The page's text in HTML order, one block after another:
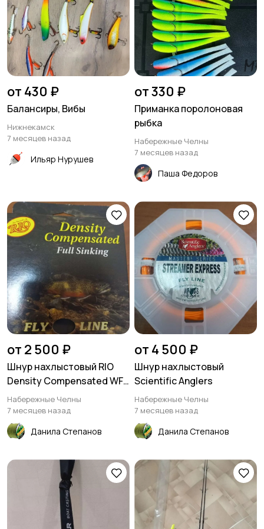
от 430 ₽
Балансиры, Вибы
Нижнекамск
7 месяцев назад
Ильяр Нурушев
от 330 ₽
Приманка поролоновая
рыбка
Набережные Челны
7 месяцев назад
Паша Федоров
от 2 500 ₽
Шнур нахлыстовый RIO
Density Compensated WF
9S6
Набережные Челны
7 месяцев назад
Данила Степанов
от 4 500 ₽
Шнур нахлыстовый
Scientific Anglers
Набережные Челны
7 месяцев назад
Данила Степанов